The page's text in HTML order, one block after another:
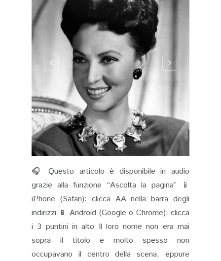
🎧 Questo articolo è disponibile in audio
grazie alla funzione “Ascolta la pagina” 📱
iPhone (Safari): clicca AA nella barra degli
indirizzi 📱 Android (Google o Chrome): clicca
i 3 puntini in alto Il loro nome non era mai
sopra il titolo e molto spesso non
occupavano il centro della scena, eppure